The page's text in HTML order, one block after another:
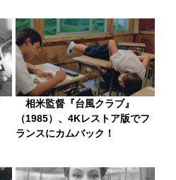
相米監督『台風クラブ』
（1985）、4Kレストア版でフ
ランスにカムバック！